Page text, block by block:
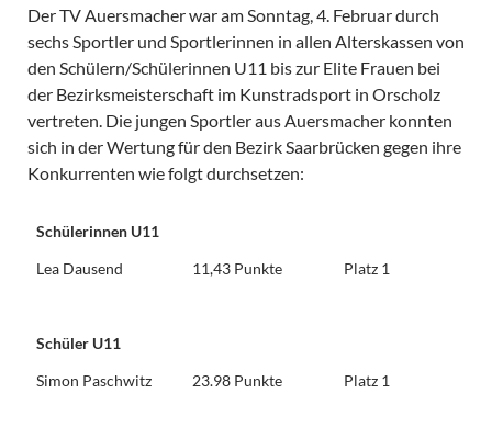
Der TV Auersmacher war am Sonntag, 4. Februar durch
sechs Sportler und Sportlerinnen in allen Alterskassen von
den Schülern/Schülerinnen U11 bis zur Elite Frauen bei
der Bezirksmeisterschaft im Kunstradsport in Orscholz
vertreten. Die jungen Sportler aus Auersmacher konnten
sich in der Wertung für den Bezirk Saarbrücken gegen ihre
Konkurrenten wie folgt durchsetzen:
Schülerinnen U11
Lea Dausend
11,43 Punkte Platz 1
Schüler U11
Simon Paschwitz
23.98 Punkte Platz 1